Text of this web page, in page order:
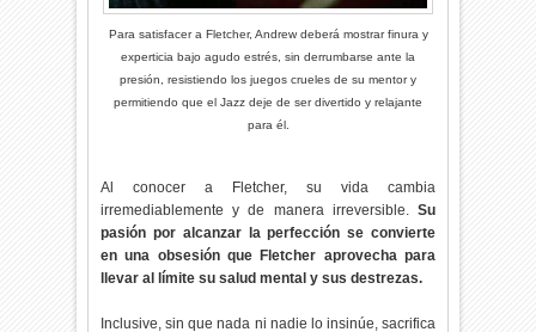
Para satisfacer a Fletcher, Andrew deberá mostrar finura y
experticia bajo agudo estrés, sin derrumbarse ante la
presión, resistiendo los juegos crueles de su mentor y
permitiendo que el Jazz deje de ser divertido y relajante
para él.
Al conocer a Fletcher, su vida cambia
irremediablemente y de manera irreversible. Su
pasión por alcanzar la perfección se convierte
en una obsesión que Fletcher aprovecha para
llevar al límite su salud mental y sus destrezas.
Inclusive, sin que nada ni nadie lo insinúe, sacrifica